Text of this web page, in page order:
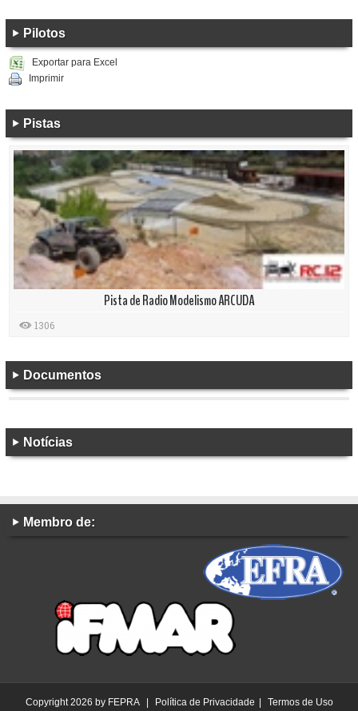
Pilotos
Exportar para Excel
Imprimir
Pistas
Pista de Radio Modelismo ARCUDA
1306
Documentos
Notícias
Membro de:
Copyright 2026 by FEPRA Política de Privacidade Termos de Uso